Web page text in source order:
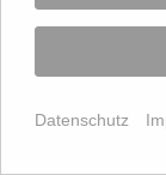
Datenschutz